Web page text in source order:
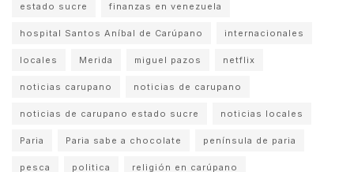
estado sucre finanzas en venezuela
hospital Santos Aníbal de Carúpano internacionales
locales Merida miguel pazos netflix
noticias carupano noticias de carupano
noticias de carupano estado sucre noticias locales
Paria Paria sabe a chocolate península de paria
pesca politica religión en carúpano